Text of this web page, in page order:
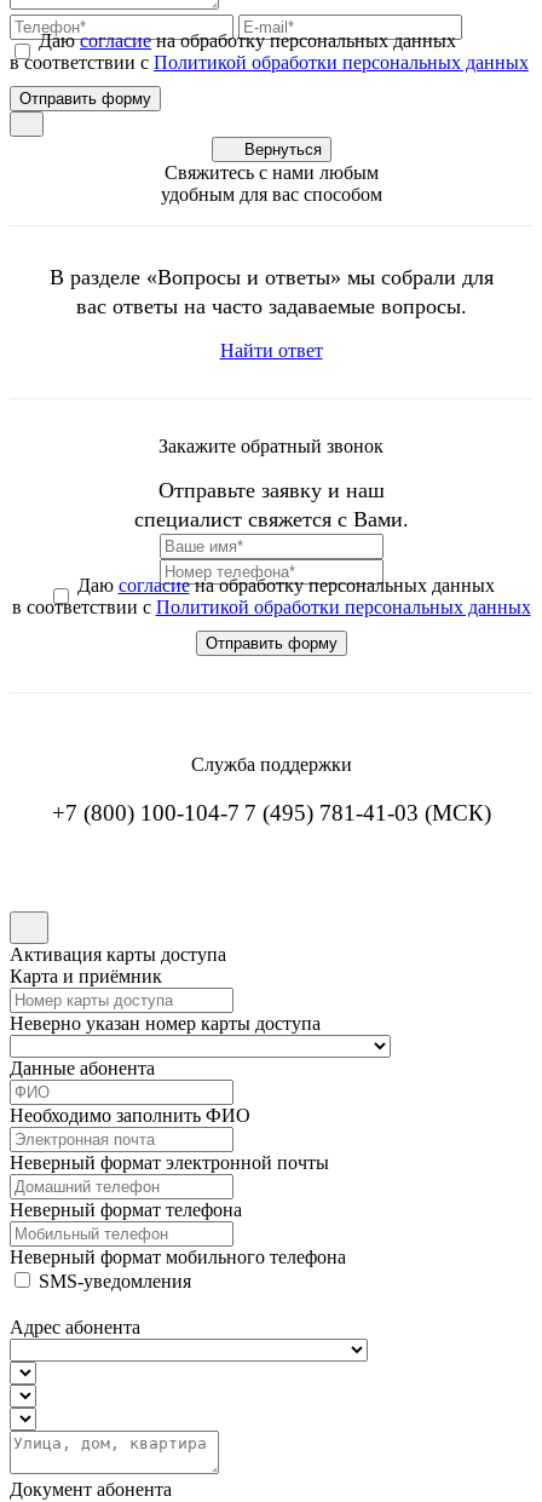
Даюсогласиена обработку персональных данных
в соответствии с Политикой обработки персональных данных
Вернуться
Свяжитесь с нами любым
удобным для вас способом
В разделе «Вопросы и ответы» мы собрали для
вас ответы на часто задаваемые вопросы.
Найти ответ
Закажите обратный звонок
Отправьте заявку и наш
специалист свяжется с Вами.
Даю согласиена обработку персональных данных
в соответствии с Политикой обработки персональных данных
Служба поддержки
+7 (800) 100-104-7 7 (495) 781-41-03 (МСК)
Активация карты доступа
Карта и приёмник
Неверно указан номер карты доступа
Данные абонента
Необходимо заполнить ФИО
Неверный формат электронной почты
Неверный формат телефона
Неверный формат мобильного телефона
SMS-уведомления
Адрес абонента
Документ абонента